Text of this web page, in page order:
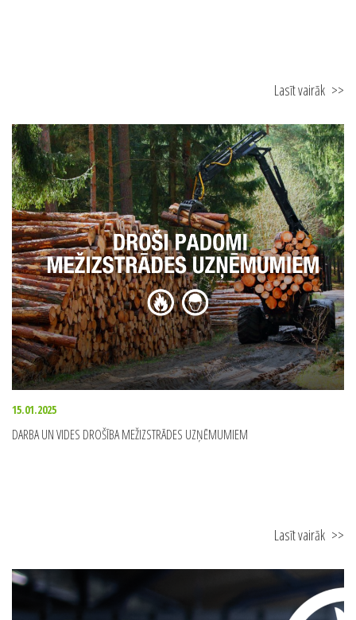
Lasīt vairāk >>
15.01.2025
DARBA UN VIDES DROŠĪBA MEŽIZSTRĀDES UZŅĒMUMIEM
Lasīt vairāk >>